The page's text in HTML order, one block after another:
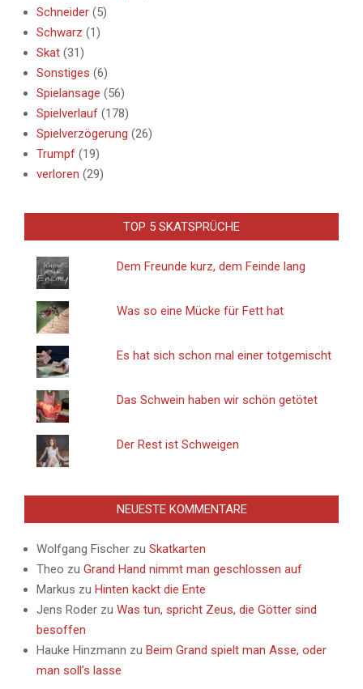
Schneider (5)
Schwarz (1)
Skat (31)
Sonstiges (6)
Spielansage (56)
Spielverlauf (178)
Spielverzögerung (26)
Trumpf (19)
verloren (29)
TOP 5 SKATSPRÜCHE
Dem Freunde kurz, dem Feinde lang
Was so eine Mücke für Fett hat
Es hat sich schon mal einer totgemischt
Das Schwein haben wir schön getötet
Der Rest ist Schweigen
NEUESTE KOMMENTARE
Wolfgang Fischer zu Skatkarten
Theo zu Grand Hand nimmt man geschlossen auf
Markus zu Hinten kackt die Ente
Jens Roder zu Was tun, spricht Zeus, die Götter sind
besoffen
Hauke Hinzmann zu Beim Grand spielt man Asse, oder
man soll’s lasse